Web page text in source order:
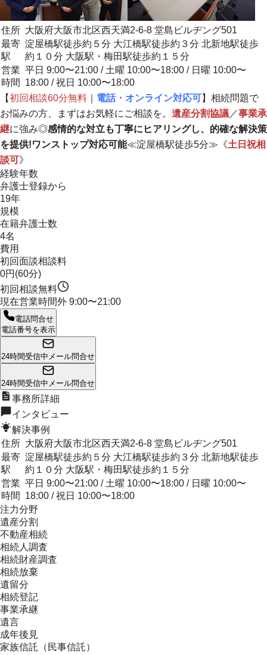
住所 大阪府大阪市北区西天満2-6-8 堂島ビルヂング501
最寄
駅
淀屋橋駅徒歩約５分 大江橋駅徒歩約３分 北新地駅徒歩
約１０分 大阪駅・梅田駅徒歩約１５分
営業
時間
平日 9:00〜21:00 / 土曜 10:00〜18:00 / 日曜 10:00〜
18:00 / 祝日 10:00〜18:00
【初回相談60分無料 電話・オンライン対応可】相続問題で
お悩みの方、まずはお気軽にご相談を。 遺産分割協議 ／事業承
継に強み◎感情的な対立も丁寧にヒアリングし、的確な解決策
を提供!ワンストップ対応可能≪淀屋橋駅徒歩5分≫《土日祝相
談可》
経験年数
弁護士登録から
19年
規模
在籍弁護士数
4名
費用
初回面談相談料
0円(60分)
初回相談無料
現在営業時間外 9:00〜21:00
電話問合せ
電話番号を表示
24時間受信中 メール問合せ
24時間受信中 メール問合せ
事務所詳細
インタビュー
解決事例
住所 大阪府大阪市北区西天満2-6-8 堂島ビルヂング501
最寄
駅
淀屋橋駅徒歩約５分 大江橋駅徒歩約３分 北新地駅徒歩
約１０分 大阪駅・梅田駅徒歩約１５分
営業
時間
平日 9:00〜21:00 / 土曜 10:00〜18:00 / 日曜 10:00〜
18:00 / 祝日 10:00〜18:00
注力分野
遺産分割
不動産相続
相続人調査
相続財産調査
相続放棄
遺留分
相続登記
事業承継
遺言
成年後見
家族信託（民事信託）